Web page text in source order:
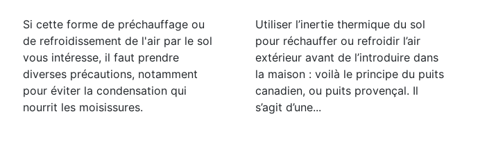
Si cette forme de préchauffage ou
de refroidissement de l'air par le sol
vous intéresse, il faut prendre
diverses précautions, notamment
pour éviter la condensation qui
nourrit les moisissures.
Utiliser l’inertie thermique du sol
pour réchauffer ou refroidir l’air
extérieur avant de l’introduire dans
la maison : voilà le principe du puits
canadien, ou puits provençal. Il
s’agit d’une...